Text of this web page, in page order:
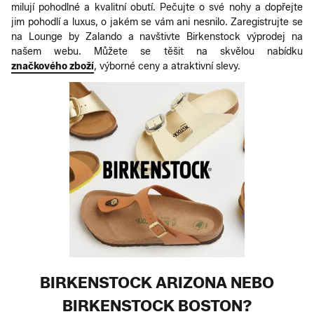
milují pohodlné a kvalitní obutí. Pečujte o své nohy a dopřejte
jim pohodlí a luxus, o jakém se vám ani nesnilo. Zaregistrujte se
na Lounge by Zalando a navštivte Birkenstock výprodej na
našem webu. Můžete se těšit na skvělou nabídku
značkového zboží, výborné ceny a atraktivní slevy.
BIRKENSTOCK ARIZONA NEBO
BIRKENSTOCK BOSTON?